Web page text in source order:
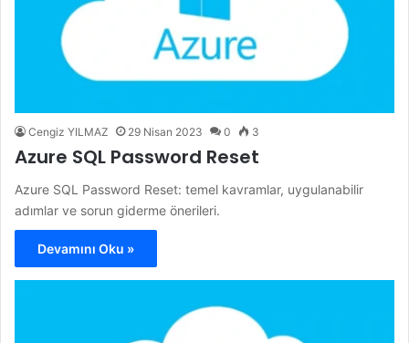
Cengiz YILMAZ 29 Nisan 2023 0 3
Azure SQL Password Reset
Azure SQL Password Reset: temel kavramlar, uygulanabilir
adımlar ve sorun giderme önerileri.
Devamını Oku »